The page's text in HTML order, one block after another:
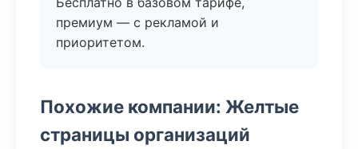
премиум — с рекламой и
приоритетом.
Похожие компании: Желтые
страницы организаций